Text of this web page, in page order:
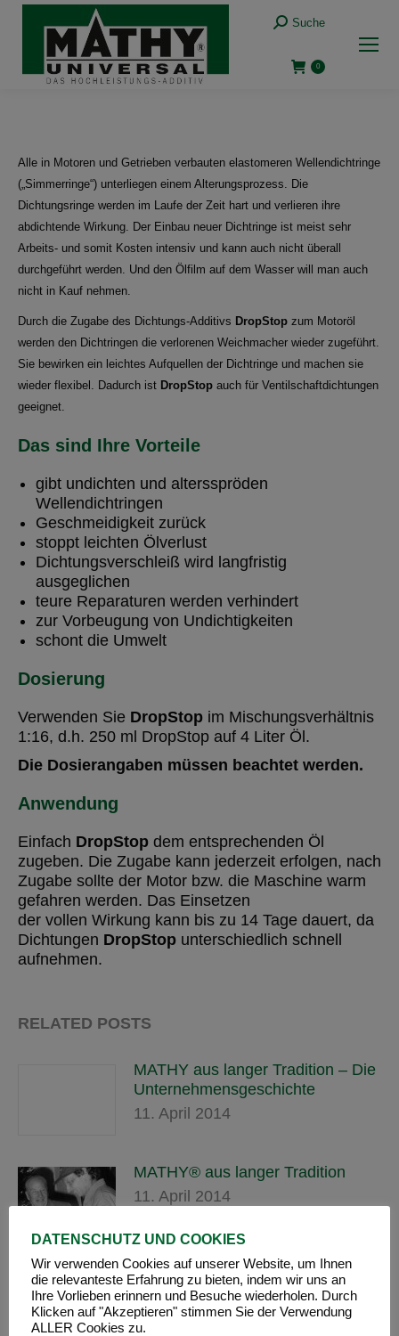
Suche:
Suche
0
Alle in Motoren und Getrieben verbauten elastomeren Wellendichtringe
(„Simmerringe“) unterliegen einem Alterungsprozess. Die
Dichtungsringe werden im Laufe der Zeit hart und verlieren ihre
abdichtende Wirkung. Der Einbau neuer Dichtringe ist meist sehr
Arbeits- und somit Kosten intensiv und kann auch nicht überall
durchgeführt werden. Und den Ölfilm auf dem Wasser will man auch
nicht in Kauf nehmen.
Durch die Zugabe des Dichtungs-Additivs DropStop zum Motoröl
werden den Dichtringen die verlorenen Weichmacher wieder zugeführt.
Sie bewirken ein leichtes Aufquellen der Dichtringe und machen sie
wieder flexibel. Dadurch ist DropStop auch für Ventilschaftdichtungen
geeignet.
Das sind Ihre Vorteile
gibt undichten und altersspröden
Wellendichtringen
Geschmeidigkeit zurück
stoppt leichten Ölverlust
Dichtungsverschleiß wird langfristig
ausgeglichen
teure Reparaturen werden verhindert
zur Vorbeugung von Undichtigkeiten
schont die Umwelt
Dosierung
Verwenden Sie DropStop im Mischungsverhältnis
1:16, d.h. 250 ml DropStop auf 4 Liter Öl.
Die Dosierangaben müssen beachtet werden.
Anwendung
Einfach DropStop dem entsprechenden Öl
zugeben. Die Zugabe kann jederzeit erfolgen, nach
Zugabe sollte der Motor bzw. die Maschine warm
gefahren werden. Das Einsetzen
der vollen Wirkung kann bis zu 14 Tage dauert, da
Dichtungen DropStop unterschiedlich schnell
aufnehmen.
RELATED POSTS
MATHY aus langer Tradition – Die
Unternehmensgeschichte
11. April 2014
MATHY® aus langer Tradition
11. April 2014
TEC 12 – „der Lackschutz im
Gelände“
11. April 2014
DATENSCHUTZ UND COOKIES
Wir verwenden Cookies auf unserer Website, um Ihnen
die relevanteste Erfahrung zu bieten, indem wir uns an
Ihre Vorlieben erinnern und Besuche wiederholen. Durch
Klicken auf "Akzeptieren" stimmen Sie der Verwendung
ALLER Cookies zu.